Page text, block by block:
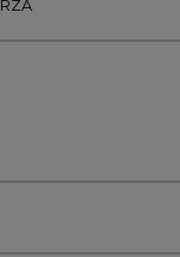
oznacza akceptację zasad